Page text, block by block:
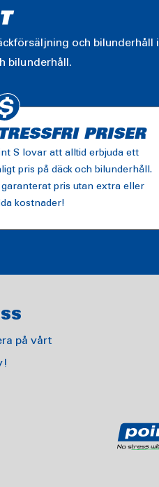
och bilunderhåll i
bilunderhåll.
PRISER
S lovar att alltid erbjuda ett
pris på däck och bilunderhåll.
garanterat pris utan extra eller
kostnader!
på vårt